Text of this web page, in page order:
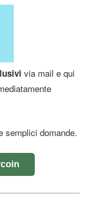
via mail e qui
semplici domande.